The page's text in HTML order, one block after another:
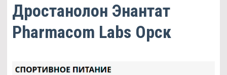
Дростанолон Энантат
Pharmacom Labs Орск